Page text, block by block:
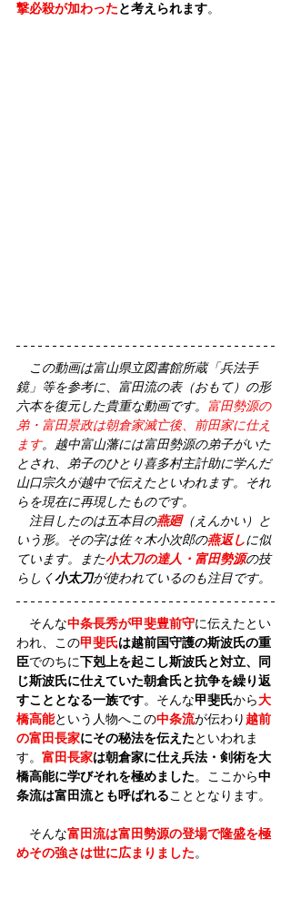
撃必殺が加わったと考えられます。
この動画は富山県立図書館所蔵「兵法手
鏡」等を参考に、富田流の表（おもて）の形
六本を復元した貴重な動画です。
富田勢源の
弟・富田景政は朝倉家滅亡後、前田家に仕え
ます。越中富山藩には富田勢源の弟子がいた
とされ、弟子のひとり喜多村主計助に学んだ
山口宗久が越中で伝えたといわれます。それ
らを現在に再現したものです。
注目したのは五本目の燕廻（えんかい）と
いう形。その字は佐々木小次郎の燕返しに似
ています。また小太刀の達人・富田勢源の技
らしく小太刀が使われているのも注目です。
そんな中条長秀が甲斐豊前守に伝えたとい
われ、この甲斐氏は越前国守護の斯波氏の重
臣でのちに下剋上を起こし斯波氏と対立、同
じ斯波氏に仕えていた朝倉氏と抗争を繰り返
すこととなる一族です。そんな甲斐氏から大
橋高能という人物へこの中条流が伝わり 越前
の富田長家にその秘法を伝えたといわれま
す。 富田長家は朝倉家に仕え兵法・剣術を大
橋高能に学びそれを極めました。ここから中
条流は富田流とも呼ばれることとなります。
そんな富田流は富田勢源の登場で隆盛を極
めその強さは世に広まりました。